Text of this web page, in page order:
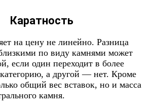
Каратность
на цену не линейно. Разница
по виду камнями может
если один переходит в более
а другой — нет. Кроме
общий вес вставок, но и масса
камня.